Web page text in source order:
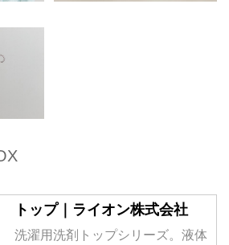
トップ｜ライオン株式会社
洗濯用洗剤トップシリーズ。液体